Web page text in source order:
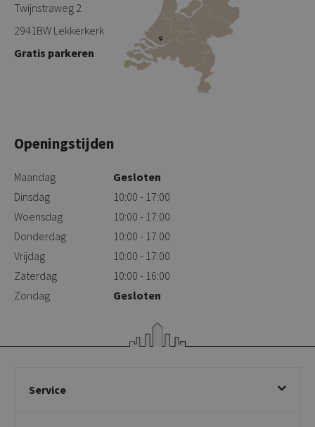
Twijnstraweg 2
2941BW Lekkerkerk
Gratis parkeren
Openingstijden
Maandag
Gesloten
Dinsdag
10:00 - 17:00
Woensdag
10:00 - 17:00
Donderdag
10:00 - 17:00
Vrijdag
10:00 - 17:00
Zaterdag
10:00 - 16:00
Zondag
Gesloten
Service